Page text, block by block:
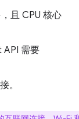
且 CPU 核心
API 需要
。